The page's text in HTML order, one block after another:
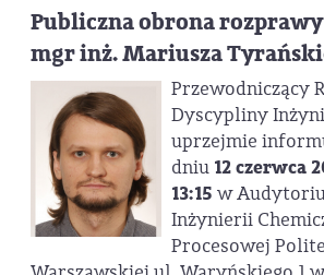
Publiczna obrona
mgr inż. Mariusza
Przewodniczący
Dyscypliny
uprzejmie
dniu 12 czerwca
13:15 w
Inżynierii
Procesowej